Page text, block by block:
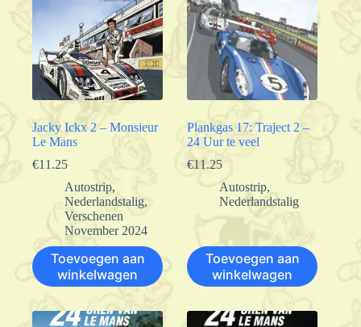
Jacky Ickx 2 – Monsieur
Le Mans
€11.25
Autostrip,
Nederlandstalig,
Verschenen
November 2024
Toevoegen aan
winkelwagen
Plankgas 17: Traject 2 –
24 Uur te veel
€11.25
Autostrip,
Nederlandstalig
Toevoegen aan
winkelwagen